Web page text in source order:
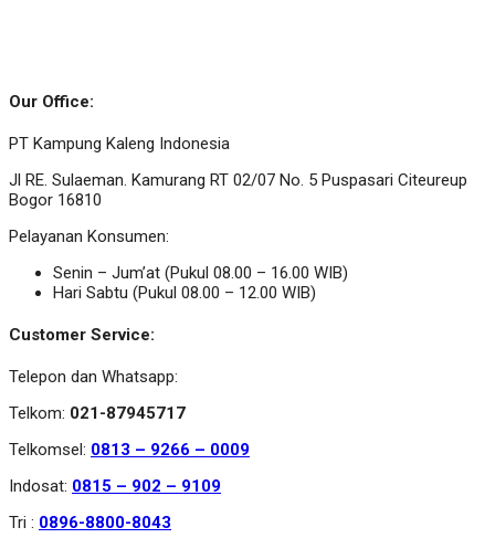
Our Office:
PT Kampung Kaleng Indonesia
Jl RE. Sulaeman. Kamurang RT 02/07 No. 5 Puspasari Citeureup
Bogor 16810
Pelayanan Konsumen:
Senin – Jum’at (Pukul 08.00 – 16.00 WIB)
Hari Sabtu (Pukul 08.00 – 12.00 WIB)
Customer Service:
Telepon dan Whatsapp:
Telkom: 021-87945717
Telkomsel: 0813 – 9266 – 0009
Indosat: 0815 – 902 – 9109
Tri : 0896-8800-8043